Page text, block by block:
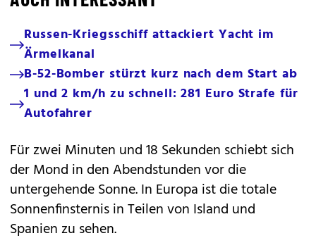
Russen-Kriegsschiff attackiert Yacht im
Ärmelkanal
B-52-Bomber stürzt kurz nach dem Start ab
1 und 2 km/h zu schnell: 281 Euro Strafe für
Autofahrer
Für zwei Minuten und 18 Sekunden schiebt sich
der Mond in den Abendstunden vor die
untergehende Sonne. In Europa ist die totale
Sonnenfinsternis in Teilen von Island und
Spanien zu sehen.